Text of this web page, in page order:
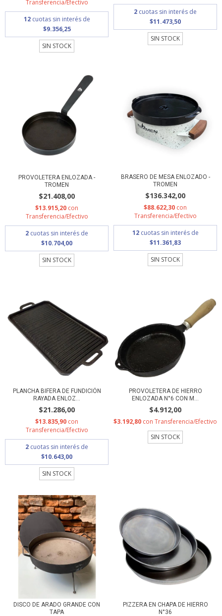
Transferencia/Efectivo
12 cuotas sin interés de
$9.356,25
SIN STOCK
2 cuotas sin interés de
$11.473,50
SIN STOCK
PROVOLETERA ENLOZADA -
TROMEN
$21.408,00
$13.915,20 con
Transferencia/Efectivo
2 cuotas sin interés de
$10.704,00
SIN STOCK
BRASERO DE MESA ENLOZADO -
TROMEN
$136.342,00
$88.622,30 con
Transferencia/Efectivo
12 cuotas sin interés de
$11.361,83
SIN STOCK
PLANCHA BIFERA DE FUNDICIÓN
RAYADA ENLOZ...
$21.286,00
$13.835,90 con
Transferencia/Efectivo
2 cuotas sin interés de
$10.643,00
SIN STOCK
PROVOLETERA DE HIERRO
ENLOZADA N°6 CON M...
$4.912,00
$3.192,80 con Transferencia/Efectivo
SIN STOCK
DISCO DE ARADO GRANDE CON
TAPA
PIZZERA EN CHAPA DE HIERRO
N°36